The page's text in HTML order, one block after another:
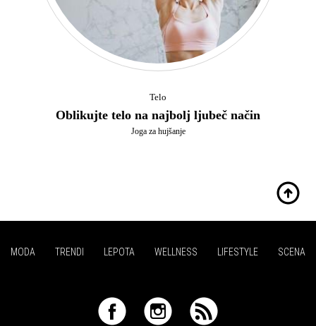
Telo
Oblikujte telo na najbolj ljubeč način
Joga za hujšanje
MODA TRENDI LEPOTA WELLNESS LIFESTYLE SCENA